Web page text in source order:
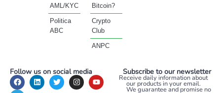
AML/KYC
Politica
ABC
Bitcoin?
Crypto
Club
ANPC
Follow us on social media Subscribe to our newsletter
Receive daily information about
our products in your email.
We guarantee and promise no